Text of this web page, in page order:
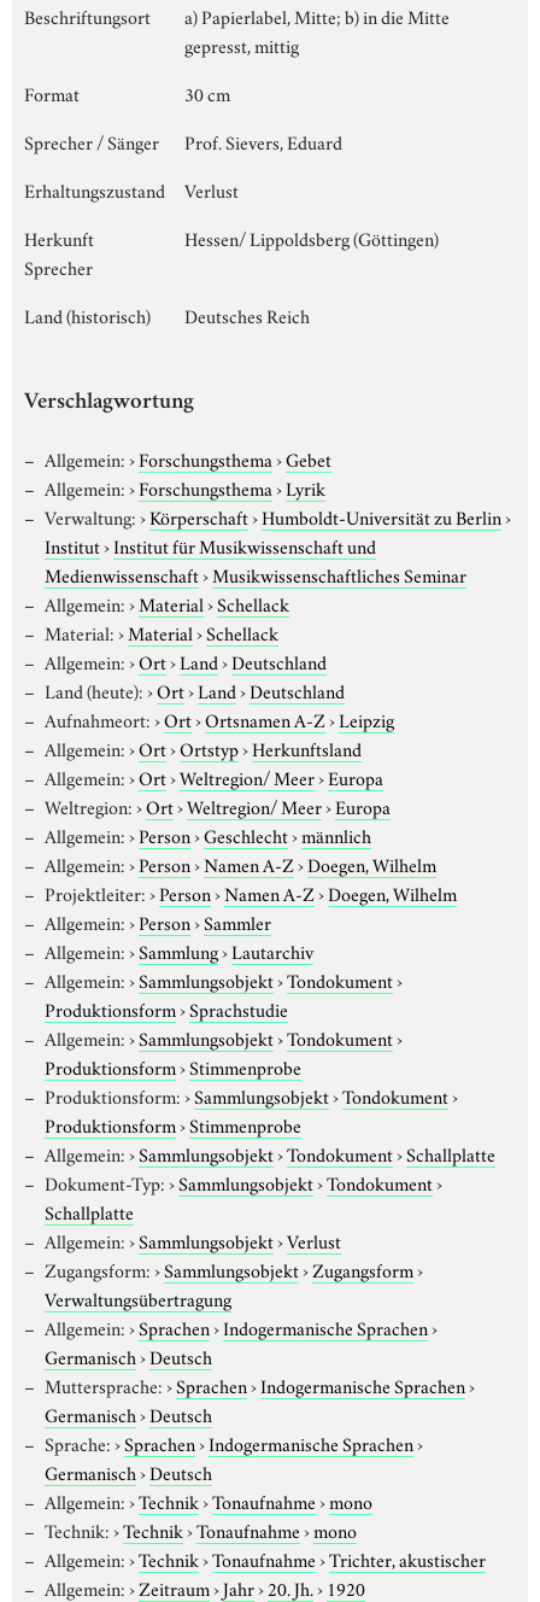
Beschriftungsort
a) Papierlabel, Mitte; b) in die Mitte
gepresst, mittig
Format
30 cm
Sprecher / Sänger
Prof. Sievers, Eduard
Erhaltungszustand
Verlust
Herkunft
Sprecher
Hessen/ Lippoldsberg (Göttingen)
Land (historisch) Deutsches Reich
Verschlagwortung
Allgemein:›Forschungsthema›Gebet
Allgemein:›Forschungsthema›Lyrik
Verwaltung:›Körperschaft›Humboldt-Universität zu Berlin›
Institut›Institut für Musikwissenschaft und
Medienwissenschaft›Musikwissenschaftliches Seminar
Allgemein:›Material›Schellack
Material:›Material›Schellack
Allgemein:›Ort›Land›Deutschland
Land (heute):›Ort›Land›Deutschland
Aufnahmeort:›Ort›Ortsnamen A-Z›Leipzig
Allgemein:›Ort›Ortstyp›Herkunftsland
Allgemein:›Ort›Weltregion/ Meer›Europa
Weltregion:›Ort›Weltregion/ Meer›Europa
Allgemein:›Person›Geschlecht›männlich
Allgemein:›Person›Namen A-Z›Doegen, Wilhelm
Projektleiter:›Person›Namen A-Z›Doegen, Wilhelm
Allgemein:›Person›Sammler
Allgemein:›Sammlung›Lautarchiv
Allgemein:›Sammlungsobjekt›Tondokument›
Produktionsform›Sprachstudie
Allgemein:›Sammlungsobjekt›Tondokument›
Produktionsform›Stimmenprobe
Produktionsform:›Sammlungsobjekt›Tondokument›
Produktionsform›Stimmenprobe
Allgemein:›Sammlungsobjekt›Tondokument›Schallplatte
Dokument-Typ:›Sammlungsobjekt›Tondokument›
Schallplatte
Allgemein:›Sammlungsobjekt›Verlust
Zugangsform:›Sammlungsobjekt›Zugangsform›
Verwaltungsübertragung
Allgemein:›Sprachen›Indogermanische Sprachen›
Germanisch›Deutsch
Muttersprache:›Sprachen›Indogermanische Sprachen›
Germanisch›Deutsch
Sprache:›Sprachen›Indogermanische Sprachen›
Germanisch›Deutsch
Allgemein:›Technik›Tonaufnahme›mono
Technik:›Technik›Tonaufnahme›mono
Allgemein:›Technik›Tonaufnahme›Trichter, akustischer
Allgemein:›Zeitraum›Jahr›20. Jh.› 1920